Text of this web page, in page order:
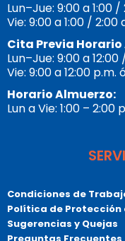
Lun–Jue: 9:00 a 1:00
Vie: 9:00 a 1:00 / 2:00
Cita Previa
Lun–Jue: 9:00 a
Vie: 9:00 a 12:00 p.m.
Horario Almuerzo:
Lun a Vie: 1:00 – 2:00
Condiciones de
Política de Protección
Sugerencias y Quejas